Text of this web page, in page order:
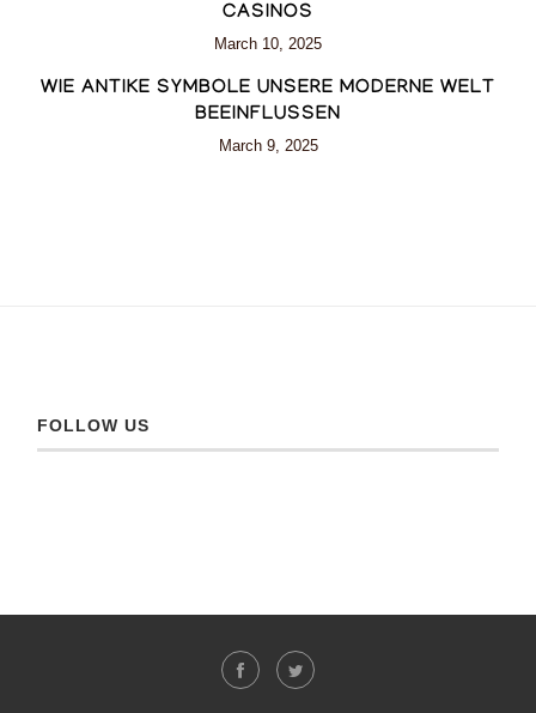
CASINOS
March 10, 2025
WIE ANTIKE SYMBOLE UNSERE MODERNE WELT
BEEINFLUSSEN
March 9, 2025
FOLLOW US